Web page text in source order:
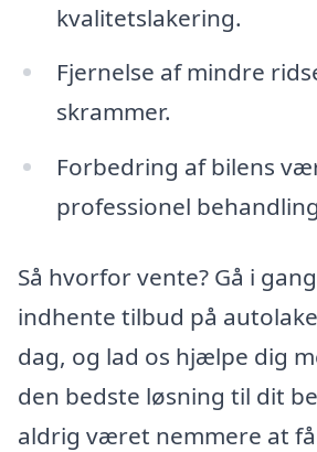
kvalitetslakering.
Fjernelse af mindre
skrammer.
Forbedring af bilens
professionel
Så hvorfor vente? Gå i
indhente tilbud på
dag, og lad os hjælpe dig
den bedste løsning til dit
aldrig været nemmere at